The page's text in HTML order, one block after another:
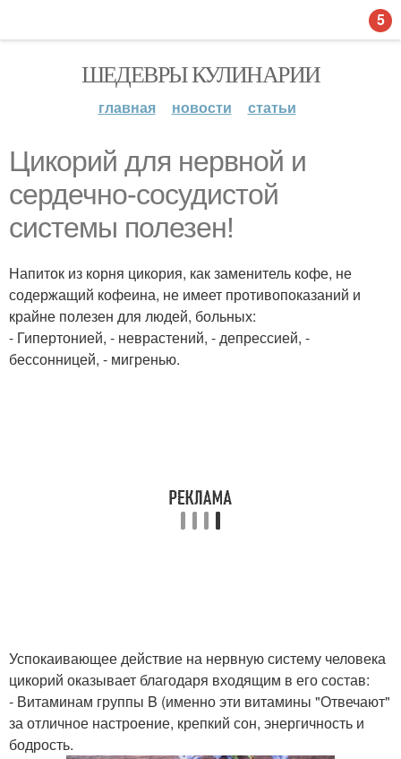
ШЕДЕВРЫ КУЛИНАРИИ
главная новости статьи
Цикорий для нервной и
сердечно-сосудистой
системы полезен!
Напиток из корня цикория, как заменитель кофе, не
содержащий кофеина, не имеет противопоказаний и
крайне полезен для людей, больных:
- Гипертонией, - неврастений, - депрессией, -
бессонницей, - мигренью.
Успокаивающее действие на нервную систему человека
цикорий оказывает благодаря входящим в его состав:
- Витаминам группы B (именно эти витамины "Отвечают"
за отличное настроение, крепкий сон, энергичность и
бодрость.
5